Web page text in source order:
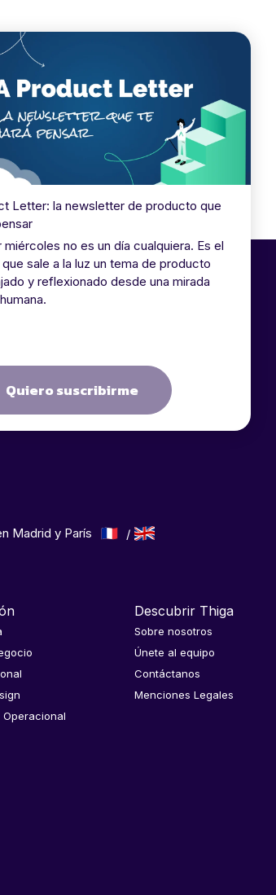
Letter: la newsletter de producto que
miércoles no es un día cualquiera. Es el
sale a la luz un tema de producto
y reflexionado desde una mirada
Quiero suscribirme
Madrid y París
Descubrir Thiga
Sobre nosotros
Únete al equipo
Contáctanos
Menciones Legales